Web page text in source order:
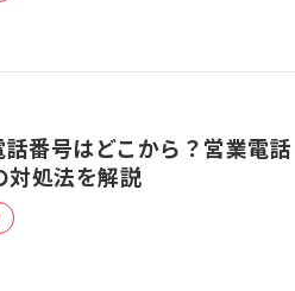
番号はどこから？営業電話
対処法を解説